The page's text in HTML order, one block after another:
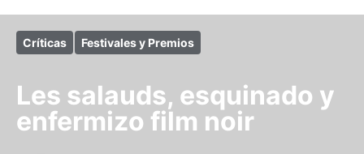
Críticas Festivales y Premios
Les salauds, esquinado y
enfermizo film noir